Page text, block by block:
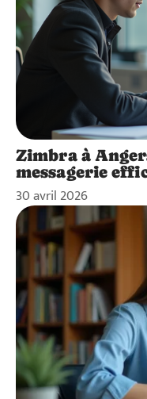
Zimbra à
messagerie
30 avril 2026